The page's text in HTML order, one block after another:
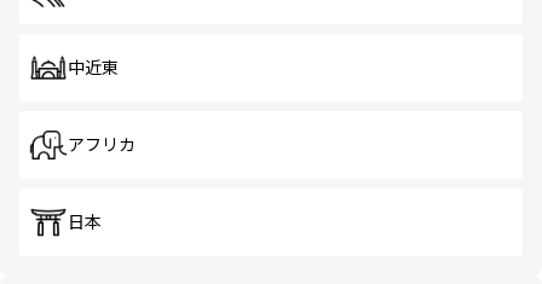
中近東
アフリカ
日本